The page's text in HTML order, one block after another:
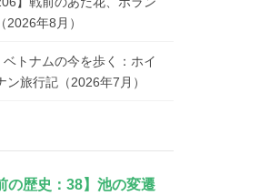
2026年8月）
ベトナムの今を歩く：ホイ
ン旅行記（2026年7月）
の歴史：38】池の変遷